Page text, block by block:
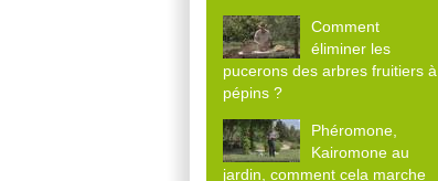
Comment
éliminer les
pucerons des arbres fruitiers à
pépins ?
Phéromone,
Kairomone au
jardin, comment cela marche